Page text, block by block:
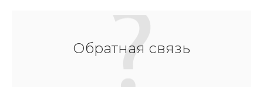
Обратная связь